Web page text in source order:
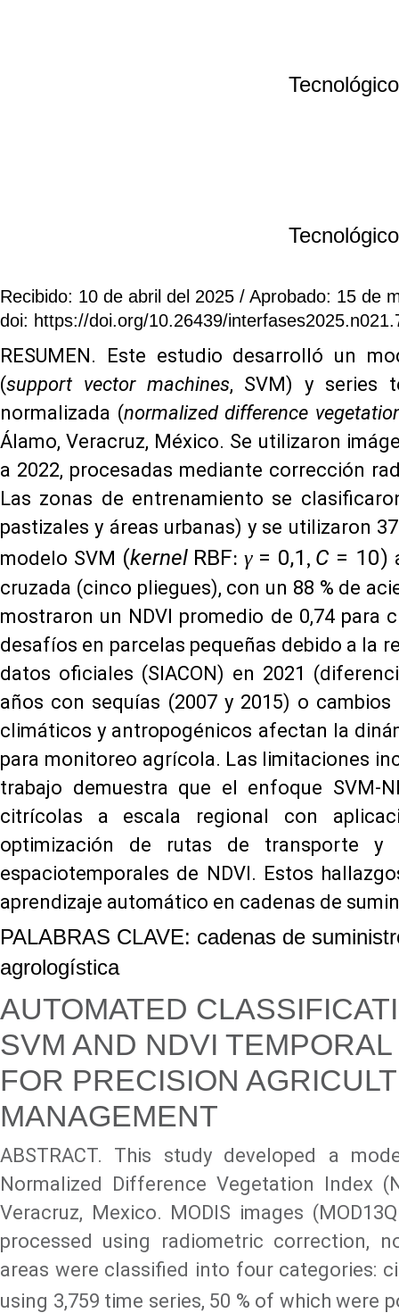
Recibido: 10 de abril del 2025 / Aprobado: 15 de
doi: https://doi.org/10.26439/
RESUMEN. Este estudio desarrolló un
(support vector machines, SVM) y series
normalizada (normalized difference
Álamo, Veracruz, México. Se utilizaron
a 2022, procesadas mediante corrección
Las zonas de entrenamiento se
pastizales y áreas urbanas) y se utilizaron
modelo SVM (kernel RBF:γ = 0,1, C = 10)
cruzada (cinco pliegues), con un 88 % de
mostraron un NDVI promedio de 0,74 para
desafíos en parcelas pequeñas debido a la
datos oficiales (SIACON) en 2021
años con sequías (2007 y 2015) o
climáticos y antropogénicos afectan la
para monitoreo agrícola. Las limitaciones
trabajo demuestra que el enfoque SVM-
citrícolas a escala regional con
optimización de rutas de transporte y
espaciotemporales de NDVI. Estos
aprendizaje automático en cadenas de
PALABRAS CLAVE: cadenas de
agrologística
AUTOMATED
SVM AND NDVI
FOR PRECISION
MANAGEMENT
ABSTRACT. This study developed a
Normalized Difference Vegetation Index
Veracruz, Mexico. MODIS images
processed using radiometric correction,
areas were classified into four categories:
using 3,759 time series, 50 % of which